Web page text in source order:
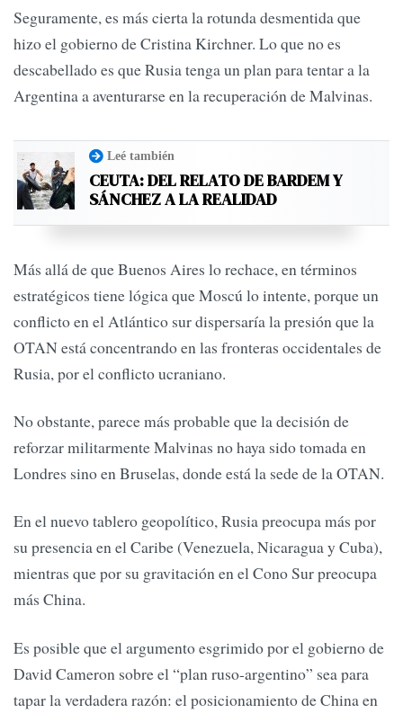
Seguramente, es más cierta la rotunda desmentida que
hizo el gobierno de Cristina Kirchner. Lo que no es
descabellado es que Rusia tenga un plan para tentar a la
Argentina a aventurarse en la recuperación de Malvinas.
Leé también
CEUTA: DEL RELATO DE BARDEM Y
SÁNCHEZ A LA REALIDAD
Más allá de que Buenos Aires lo rechace, en términos
estratégicos tiene lógica que Moscú lo intente, porque un
conflicto en el Atlántico sur dispersaría la presión que la
OTAN está concentrando en las fronteras occidentales de
Rusia, por el conflicto ucraniano.
No obstante, parece más probable que la decisión de
reforzar militarmente Malvinas no haya sido tomada en
Londres sino en Bruselas, donde está la sede de la OTAN.
En el nuevo tablero geopolítico, Rusia preocupa más por
su presencia en el Caribe (Venezuela, Nicaragua y Cuba),
mientras que por su gravitación en el Cono Sur preocupa
más China.
Es posible que el argumento esgrimido por el gobierno de
David Cameron sobre el “plan ruso-argentino” sea para
tapar la verdadera razón: el posicionamiento de China en